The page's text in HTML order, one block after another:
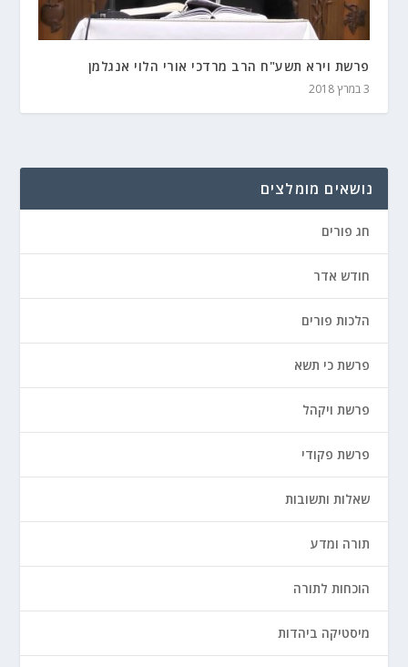
פרשת וירא תשע"ח הרב מרדכי אורי הלוי אנגלמן
3 במרץ 2018
נושאים מומלצים
חג פורים
חודש אדר
הלכות פורים
פרשת כי תשא
פרשת ויקהל
פרשת פקודי
שאלות ותשובות
תורה ומדע
הוכחות לתורה
מיסטיקה ביהדות